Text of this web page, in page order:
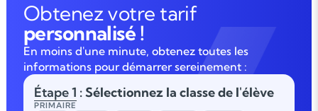
Obtenez votre tarif
personnalisé !
En moins d'une minute, obtenez toutes les
informations pour démarrer sereinement :
Étape 1 : Sélectionnez la classe de l'élève
PRIMAIRE